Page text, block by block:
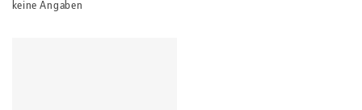
keine Angaben